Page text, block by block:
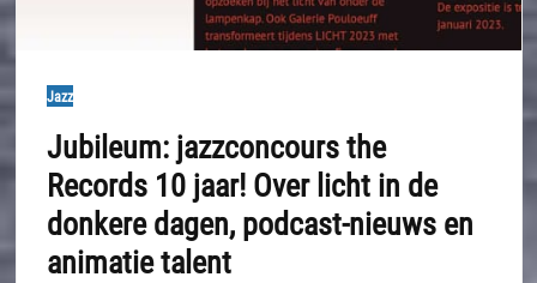
Jazz
Jubileum: jazzconcours the
Records 10 jaar! Over licht in de
donkere dagen, podcast-nieuws en
animatie talent